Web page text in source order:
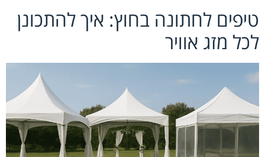
טיפים לחתונה בחוץ: איך להתכונן
לכל מזג אוויר